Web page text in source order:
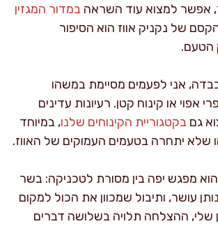
אפשר למצוא עוד השראה במדור המגזין
של נקניק אווז הוא הסיפור
הטעם.
אני לפעמים מסיימת במשהו
אפוי או קינוח קטן. רעיונות עדינים
גם בקטגוריית הקינוחים שלנו, במיוחד
יתחרה בטעמים העמוקים של האווז.
הוא מפגש יפה בין מסורת לטכניקה: בשר
עושר, ותיבול שמכוון את הכול למקום
שלי, ההצלחה תלויה בשלושה דברים